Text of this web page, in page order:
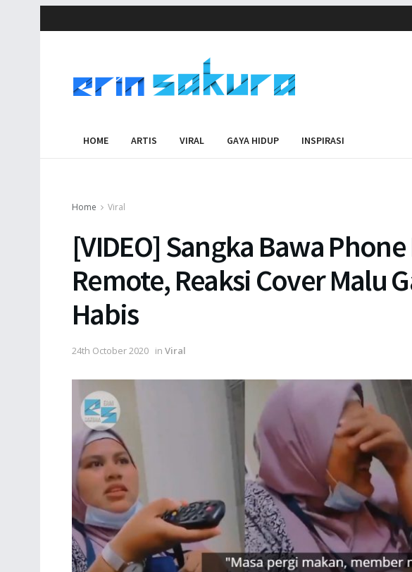
HOME ARTIS VIRAL GAYA HIDUP INSPIRASI
Home Viral
[VIDEO] Sangka Bawa
Remote, Reaksi Cover Malu
Habis
24th October 2020 in Viral